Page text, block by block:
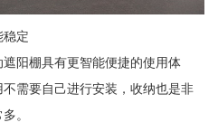
稳定
阳棚具有更智能便捷的使用体
需要自己进行安装，收纳也是非
。